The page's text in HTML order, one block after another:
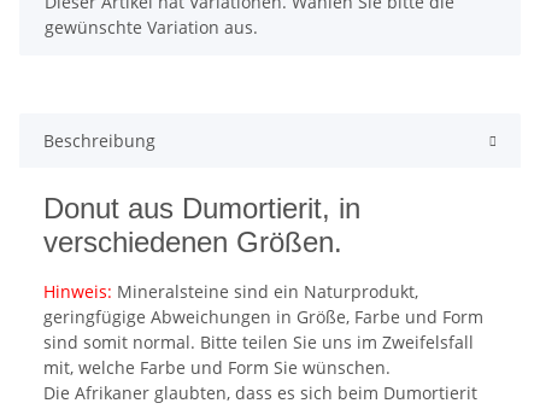
gewünschte Variation aus.
Beschreibung
Donut aus Dumortierit, in
verschiedenen Größen.
Hinweis: Mineralsteine sind ein Naturprodukt,
geringfügige Abweichungen in Größe, Farbe und Form
sind somit normal. Bitte teilen Sie uns im Zweifelsfall
mit, welche Farbe und Form Sie wünschen.
Die Afrikaner glaubten, dass es sich beim Dumortierit